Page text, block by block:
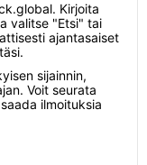
Kirjoita
valitse "Etsi" tai
ajantasaiset
sijainnin,
Voit seurata
ilmoituksia